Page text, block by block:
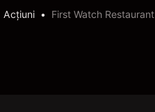
Acțiuni First Watch